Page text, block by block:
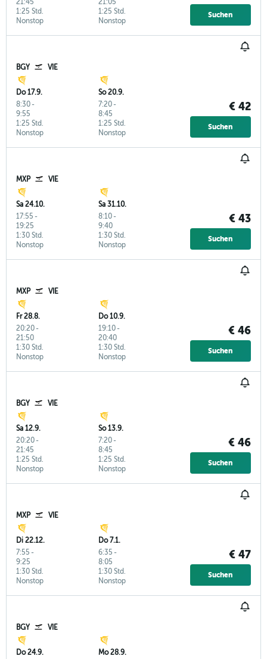
21:45
Nonstop
1:25 Std.
21:05
Nonstop
1:25 Std. Suchen
BGY VIE
Do 17.9.
8:30-
9:55
Nonstop
1:25 Std.
So 20.9.
7:20-
8:45
Nonstop
1:25 Std.
€ 42
Suchen
MXP VIE
Sa 24.10.
17:55 -
19:25
Nonstop
1:30 Std.
Sa 31.10.
8:10-
9:40
Nonstop
1:30 Std.
€ 43
Suchen
MXP VIE
Fr 28.8.
20:20-
21:50
Nonstop
1:30 Std.
Do 10.9.
19:10-
20:40
Nonstop
1:30 Std.
€ 46
Suchen
BGY VIE
Sa 12.9.
20:20-
21:45
Nonstop
1:25 Std.
So 13.9.
7:20-
8:45
Nonstop
1:25 Std.
€ 46
Suchen
MXP VIE
Di 22.12.
7:55 -
9:25
Nonstop
1:30 Std.
Do 7.1.
6:35 -
8:05
Nonstop
1:30 Std.
€ 47
Suchen
BGY VIE
Do 24.9.
Mo 28.9.